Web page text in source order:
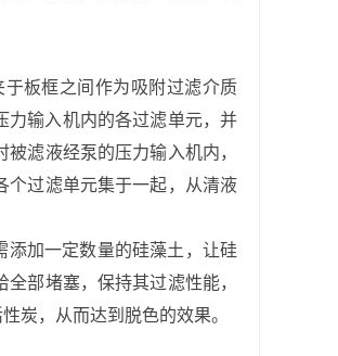
板框之间作为吸附过滤介质
力输入机内的各过滤单元，并
滤液经泵的压力输入机内，
个过滤单元集于一起，从清液
添加一定数量的硅藻土，让硅
部堵塞，保持其过滤性能，
炭，从而达到脱色的效果。